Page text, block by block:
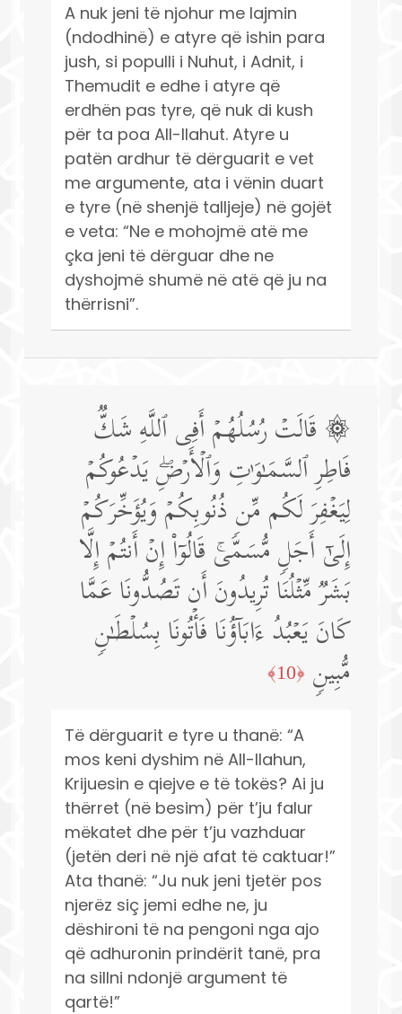
A nuk jeni të njohur me lajmin
(ndodhinë) e atyre që ishin para
jush, si populli i Nuhut, i Adnit, i
Themudit e edhe i atyre që
erdhën pas tyre, që nuk di kush
për ta poa All-llahut. Atyre u
patën ardhur të dërguarit e vet
me argumente, ata i vënin duart
e tyre (në shenjë talljeje) në gojët
e veta: “Ne e mohojmë atë me
çka jeni të dërguar dhe ne
dyshojmë shumë në atë që ju na
thërrisni”.
۞ قَالَتۡ رُسُلُهُمۡ أَفِی ٱللَّهِ شَكࣱّ
فَاطِرِ ٱلسَّمَـٰوَ ٰ⁠تِ وَٱلۡأَرۡضِۖ یَدۡعُوكُمۡ
لِیَغۡفِرَ لَكُم مِّن ذُنُوبِكُمۡ وَیُؤَخِّرَكُمۡ
إِلَىٰۤ أَجَلࣲ مُّسَمࣰّىۚ قَالُوۤا۟ إِنۡ أَنتُمۡ إِلَّا
بَشَرࣱ مِّثۡلُنَا تُرِیدُونَ أَن تَصُدُّونَا عَمَّا
كَانَ یَعۡبُدُ ءَابَاۤؤُنَا فَأۡتُونَا بِسُلۡطَـٰنࣲ
مُّبِینࣲ ﴿10﴾
Të dërguarit e tyre u thanë: “A
mos keni dyshim në All-llahun,
Krijuesin e qiejve e të tokës? Ai ju
thërret (në besim) për t’ju falur
mëkatet dhe për t’ju vazhduar
(jetën deri në një afat të caktuar!”
Ata thanë: “Ju nuk jeni tjetër pos
njerëz siç jemi edhe ne, ju
dëshironi të na pengoni nga ajo
që adhuronin prindërit tanë, pra
na sillni ndonjë argument të
qartë!”